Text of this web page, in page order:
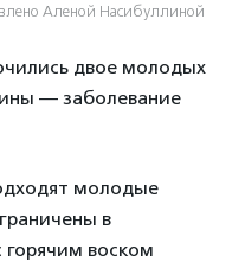
Аленой Насибуллиной
двое молодых
— заболевание
молодые
в
горячим воском